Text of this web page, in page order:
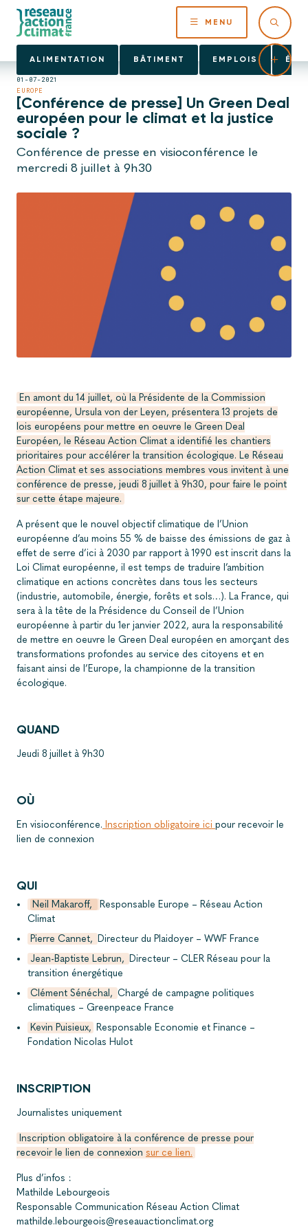
MENU
ALIMENTATION BÂTIMENT EMPLOIS
01-07-2021
EUROPE
[Conférence de presse] Un Green Deal
européen pour le climat et la justice
sociale ?
Conférence de presse en visioconférence le
mercredi 8 juillet à 9h30
En amont du 14 juillet, où la Présidente de la Commission
européenne, Ursula von der Leyen, présentera 13 projets de
lois européens pour mettre en oeuvre le Green Deal
Européen, le Réseau Action Climat a identifié les chantiers
prioritaires pour accélérer la transition écologique. Le Réseau
Action Climat et ses associations membres vous invitent à une
conférence de presse, jeudi 8 juillet à 9h30, pour faire le point
sur cette étape majeure.
A présent que le nouvel objectif climatique de l’Union
européenne d’au moins 55 % de baisse des émissions de gaz à
effet de serre d’ici à 2030 par rapport à 1990 est inscrit dans la
Loi Climat européenne, il est temps de traduire l’ambition
climatique en actions concrètes dans tous les secteurs
(industrie, automobile, énergie, forêts et sols…). La France, qui
sera à la tête de la Présidence du Conseil de l’Union
européenne à partir du 1er janvier 2022, aura la responsabilité
de mettre en oeuvre le Green Deal européen en amorçant des
transformations profondes au service des citoyens et en
faisant ainsi de l’Europe, la championne de la transition
écologique.
QUAND
Jeudi 8 juillet à 9h30
OÙ
En visioconférence. Inscription obligatoire ici pour recevoir le
lien de connexion
QUI
Neil Makaroff,
Responsable Europe – Réseau Action
Climat
Pierre Cannet, Directeur du Plaidoyer – WWF France
Jean-Baptiste Lebrun, Directeur – CLER Réseau pour la
transition énergétique
Clément Sénéchal, Chargé de campagne politiques
climatiques – Greenpeace France
Kevin Puisieux, Responsable Economie et Finance –
Fondation Nicolas Hulot
INSCRIPTION
Journalistes uniquement
Inscription obligatoire à la conférence de presse pour
recevoir le lien de connexion sur ce lien.
Plus d’infos :
Mathilde Lebourgeois
Responsable Communication Réseau Action Climat
mathilde.lebourgeois@reseauactionclimat.org